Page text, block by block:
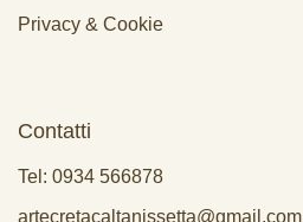
Privacy & Cookie
Contatti
Tel: 0934 566878
artecretacaltanissetta@gmail.com